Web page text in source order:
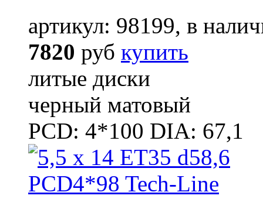
артикул: 98199, в
7820 руб купить
литые диски
черный матовый
PCD: 4*100 DIA: 67,1